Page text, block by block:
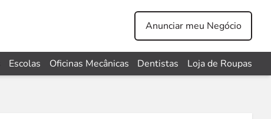
Anunciar meu Negócio
Escolas Oficinas Mecânicas Dentistas Loja de Roupas